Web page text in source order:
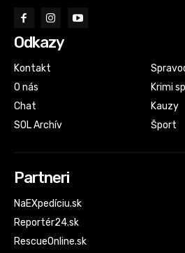
Odkazy
Kontakt
O nás
Chat
SOL Archív
Krimi
Kauzy
Šport
Partneri
NaEXpedíciu.sk
Reportér24.sk
RescueOnline.sk